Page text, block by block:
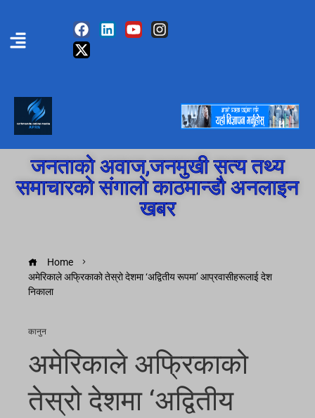
जनताको अवाज,जनमुखी सत्य तथ्य
समाचारको संगालो काठमान्डौ अनलाइन
खबर
Home
अमेरिकाले अफ्रिकाको तेस्रो देशमा ‘अद्वितीय रूपमा’ आप्रवासीहरूलाई देश
निकाला
कानुन
अमेरिकाले अफ्रिकाको
तेस्रो देशमा ‘अद्वितीय